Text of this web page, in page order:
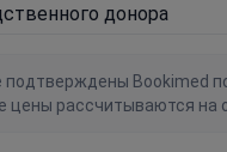
донора
Bookimed
цены рассчитываются на